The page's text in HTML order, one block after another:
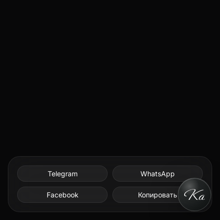
Telegram WhatsApp
Facebook Копировать